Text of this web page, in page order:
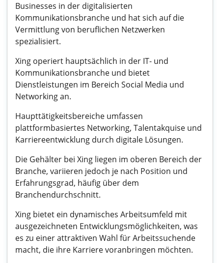
Businesses in der digitalisierten
Kommunikationsbranche und hat sich auf die
Vermittlung von beruflichen Netzwerken
spezialisiert.
Xing operiert hauptsächlich in der IT- und
Kommunikationsbranche und bietet
Dienstleistungen im Bereich Social Media und
Networking an.
Haupttätigkeitsbereiche umfassen
plattformbasiertes Networking, Talentakquise und
Karriereentwicklung durch digitale Lösungen.
Die Gehälter bei Xing liegen im oberen Bereich der
Branche, variieren jedoch je nach Position und
Erfahrungsgrad, häufig über dem
Branchendurchschnitt.
Xing bietet ein dynamisches Arbeitsumfeld mit
ausgezeichneten Entwicklungsmöglichkeiten, was
es zu einer attraktiven Wahl für Arbeitssuchende
macht, die ihre Karriere voranbringen möchten.